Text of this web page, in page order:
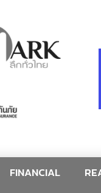
FINANCIAL